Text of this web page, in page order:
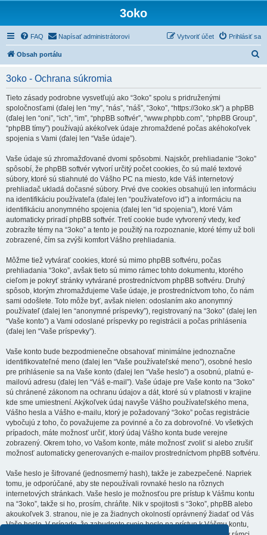
3oko
FAQ Napísať administrátorovi Prihlásiť sa
Vytvoriť účet
Obsah portálu
3oko - Ochrana súkromia
Tieto zásady podrobne vysvetľujú ako “3oko” spolu s pridruženými
spoločnosťami (ďalej len “my”, “nás”, “náš”, “3oko”, “https://3oko.sk”) a phpBB
(ďalej len “oni”, “ich”, “im”, “phpBB softvér”, “www.phpbb.com”, “phpBB Group”,
“phpBB tímy”) používajú akékoľvek údaje zhromaždené počas akéhokoľvek
spojenia s Vami (ďalej len “Vaše údaje”).
Vaše údaje sú zhromažďované dvomi spôsobmi. Najskôr, prehliadanie “3oko”
spôsobí, že phpBB softvér vytvorí určitý počet cookies, čo sú malé textové
súbory, ktoré sú stiahnuté do Vášho PC na miesto, kde Váš internetový
prehliadač ukladá dočasné súbory. Prvé dve cookies obsahujú len informáciu
na identifikáciu používateľa (ďalej len “používateľovo id”) a informáciu na
identifikáciu anonymného spojenia (ďalej len “id spojenia”), ktoré Vám
automaticky priradí phpBB softvér. Tretí cookie bude vytvorený vtedy, keď
zobrazíte témy na “3oko” a tento je použitý na rozpoznanie, ktoré témy už boli
zobrazené, čím sa zvýši komfort Vášho prehliadania.
Môžme tiež vytvárať cookies, ktoré sú mimo phpBB softvéru, počas
prehliadania “3oko”, avšak tieto sú mimo rámec tohto dokumentu, ktorého
cieľom je pokryť stránky vytvárané prostredníctvom phpBB softvéru. Druhý
spôsob, ktorým zhromažďujeme Vaše údaje, je prostredníctvom toho, čo nám
sami odošlete. Toto môže byť, avšak nielen: odoslaním ako anonymný
používateľ (ďalej len “anonymné príspevky”), registrovaný na “3oko” (ďalej len
“Vaše konto”) a Vami odoslané príspevky po registrácii a počas prihlásenia
(ďalej len “Vaše príspevky”).
Vaše konto bude bezpodmienečne obsahovať minimálne jednoznačne
identifikovateľné meno (ďalej len “Vaše používateľské meno”), osobné heslo
pre prihlásenie sa na Vaše konto (ďalej len “Vaše heslo”) a osobnú, platnú e-
mailovú adresu (ďalej len “Váš e-mail”). Vaše údaje pre Vaše konto na “3oko”
sú chránené zákonom na ochranu údajov a dát, ktoré sú v platnosti v krajine
kde sme umiestnení. Akýkoľvek údaj navyše Vášho používateľského mena,
Vášho hesla a Vášho e-mailu, ktorý je požadovaný “3oko” počas registrácie
vybočujú z toho, čo považujeme za povinné a čo za dobrovoľné. Vo všetkých
prípadoch, máte možnosť určiť, ktorý údaj Vášho konta bude verejne
zobrazený. Okrem toho, vo Vašom konte, máte možnosť zvoliť si alebo zrušiť
možnosť automaticky generovaných e-mailov prostredníctvom phpBB softvéru.
Vaše heslo je šifrované (jednosmerný hash), takže je zabezpečené. Napriek
tomu, je odporúčané, aby ste nepoužívali rovnaké heslo na rôznych
internetových stránkach. Vaše heslo je možnosťou pre prístup k Vášmu kontu
na “3oko”, takže si ho, prosím, chráňte. Nik v spojitosti s “3oko”, phpBB alebo
akoukoľvek 3. stranou, nie je za žiadnych okolností oprávnený žiadať od Vás
Vaše heslo. V prípade, že zabudnete svoje heslo na prístup k Vášmu kontu,